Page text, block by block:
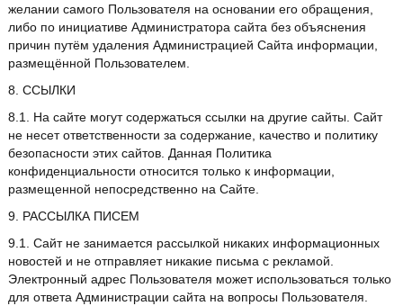
желании самого Пользователя на основании его обращения,
либо по инициативе Администратора сайта без объяснения
причин путём удаления Администрацией Сайта информации,
размещённой Пользователем.
8. ССЫЛКИ
8.1. На сайте могут содержаться ссылки на другие сайты. Сайт
не несет ответственности за содержание, качество и политику
безопасности этих сайтов. Данная Политика
конфиденциальности относится только к информации,
размещенной непосредственно на Сайте.
9. РАССЫЛКА ПИСЕМ
9.1. Сайт не занимается рассылкой никаких информационных
новостей и не отправляет никакие письма с рекламой.
Электронный адрес Пользователя может использоваться только
для ответа Администрации сайта на вопросы Пользователя.